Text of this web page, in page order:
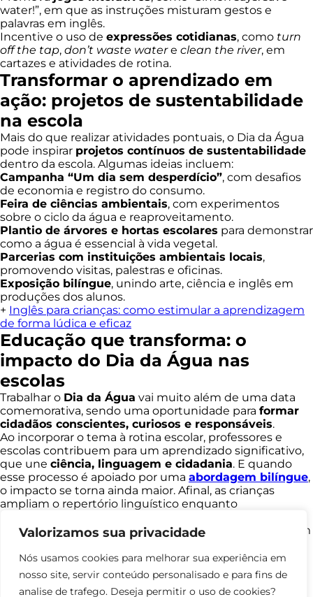
Valorizamos sua privacidade
Nós usamos cookies para melhorar sua experiência em
nosso site, servir conteúdo personalisado e para fins de
analise de trafego. Deseja permitir o uso de cookies?
water!”, em que as instruções misturam gestos e
palavras em inglês.
Incentive o uso de expressões cotidianas, como turn
off the tap, don’t waste watere clean the river, em
cartazes e atividades de rotina.
Transformar o aprendizado em
ação: projetos de sustentabilidade
na escola
Mais do que realizar atividades pontuais, o Dia da Água
pode inspirar projetos contínuos de sustentabilidade
dentro da escola. Algumas ideias incluem:
Campanha “Um dia sem desperdício”, com desafios
de economia e registro do consumo.
Feira de ciências ambientais, com experimentos
sobre o ciclo da água e reaproveitamento.
Plantio de árvores e hortas escolares para demonstrar
como a água é essencial à vida vegetal.
Parcerias com instituições ambientais locais,
promovendo visitas, palestras e oficinas.
Exposição bilíngue, unindo arte, ciência e inglês em
produções dos alunos.
+ Inglês para crianças: como estimular a aprendizagem
de forma lúdica e eficaz
Educação que transforma: o
impacto do Dia da Água nas
escolas
Trabalhar o Dia da Água vai muito além de uma data
comemorativa, sendo uma oportunidade para formar
cidadãos conscientes, curiosos e responsáveis.
Ao incorporar o tema à rotina escolar, professores e
escolas contribuem para um aprendizado significativo,
que une ciência, linguagem e cidadania. E quando
esse processo é apoiado por uma abordagem bilíngue,
o impacto se torna ainda maior. Afinal, as crianças
ampliam o repertório linguístico enquanto
É esse o propósito daInternational School
, pioneira em
educação bilíngue no Brasil. Com mais de 15 anos de
história e presença em todo o país, nosso programa
desenvolve soluções inovadoras e eficazes para o
ensino do inglês
, sempre alinhadas à realidade das